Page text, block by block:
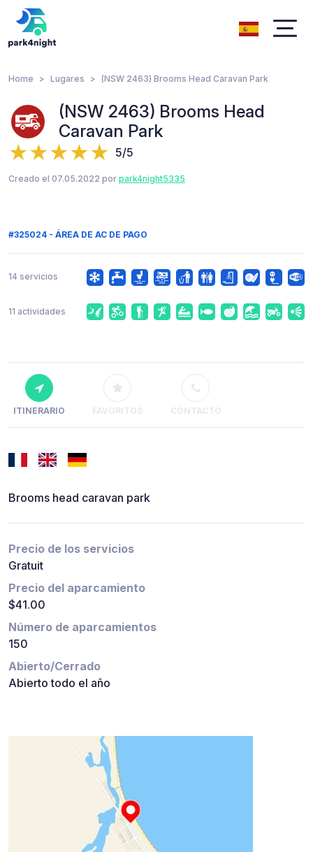
Home Lugares (NSW 2463) Brooms Head Caravan Park
(NSW 2463) Brooms Head
Caravan Park
5/5
Creado el 07.05.2022 por park4night5335
#325024 - ÁREA DE AC DE PAGO
14 servicios
11 actividades
ITINERARIO FAVORITOS CONTACTO
Brooms head caravan park
Precio de los servicios
Gratuit
Precio del aparcamiento
$41.00
Número de aparcamientos
150
Abierto/Cerrado
Abierto todo el año